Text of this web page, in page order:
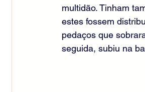
multidão. Tinham
estes fossem
pedaços que
seguida, subiu na